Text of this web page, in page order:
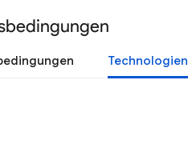
Technologien